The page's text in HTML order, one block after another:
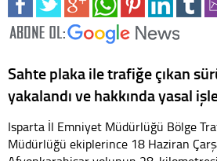
Sahte plaka ile trafiğe çıkan
yakalandı ve hakkında yasal
Isparta İl Emniyet Müdürlüğü Bölge
Müdürlüğü ekiplerince 18 Haziran